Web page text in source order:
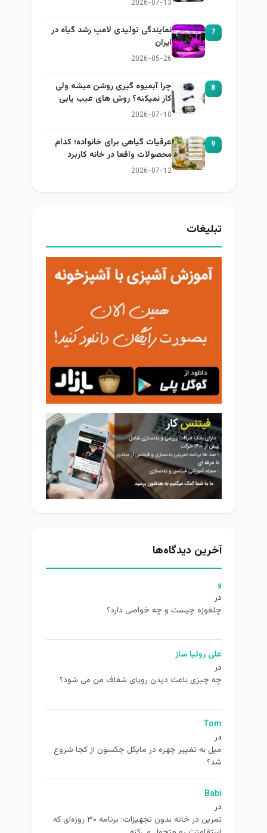
2026-07-13
7
نمایندگی تولیدی لامپ رشد گیاه در
ایران
2026-05-26
8
چرا آبمیوه گیری روشن میشه ولی
کار نمیکنه؟ روش های عیب یابی
2026-07-10
9
عرقیات گیاهی برای خانواده؛ کدام
محصولات واقعا در خانه کاربرد
دارند؟
2026-07-12
تبلیغات
آخرین دیدگاه‌ها
و
در
چلغوزه چیست و چه خواصی دارد؟
علی روئیا ساز
در
چه چیزی باعث دیدن رویای شفاف من می شود؟
Tom
در
ميل به تغيير چهره در مایکل جکسون از كجا شروع
شد؟
Babi
در
تمرین در خانه بدون تجهیزات: برنامه ۳۰ روزه‌ای که